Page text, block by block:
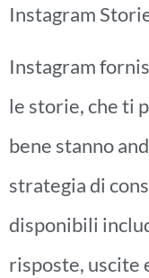
Instagram
Instagram
le storie, che ti
bene stanno
strategia di
disponibili
risposte, uscite